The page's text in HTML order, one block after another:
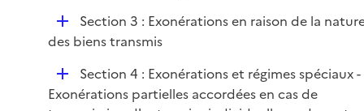
D
é
i
Section 3 : Exonérations en raison de la
des biens transmis
D
é
Section 4 : Exonérations et régimes spéciaux -
Exonérations partielles accordées en cas de